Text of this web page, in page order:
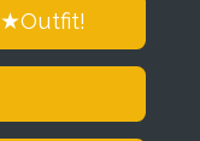
★Outfit!